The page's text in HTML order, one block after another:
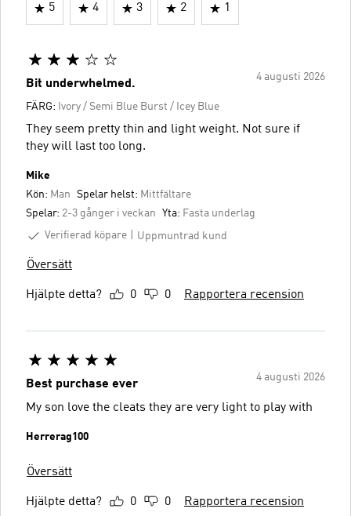
5 4 3 2 1
4 augusti 2026
Bit underwhelmed.
FÄRG: Ivory / Semi Blue Burst / Icey Blue
They seem pretty thin and light weight. Not sure if
they will last too long.
Mike
Kön: Man Spelar helst: Mittfältare
Spelar: 2-3 gånger i veckan Yta: Fasta underlag
Verifierad köpare
Uppmuntrad kund
Översätt
Hjälpte detta? 0 0 Rapportera recension
4 augusti 2026
Best purchase ever
My son love the cleats they are very light to play with
Herrerag100
Översätt
Hjälpte detta? 0 0 Rapportera recension